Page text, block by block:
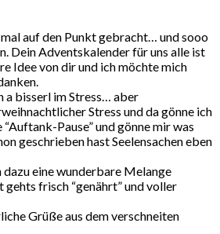
auf den Punkt gebracht… und sooo
Dein Adventskalender für uns alle ist
Idee von dir und ich möchte mich
a bisserl im Stress… aber
Stress und da gönne ich
“Auftank-Pause” und gönne mir was
geschrieben hast Seelensachen eben
dazu eine wunderbare Melange
frisch “genährt” und voller
Grüße aus dem verschneiten